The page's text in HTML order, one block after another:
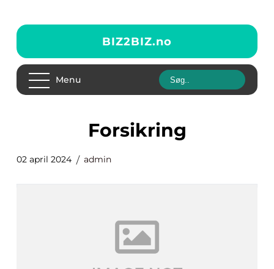
BIZ2BIZ.no
Menu
Forsikring
02 april 2024 admin